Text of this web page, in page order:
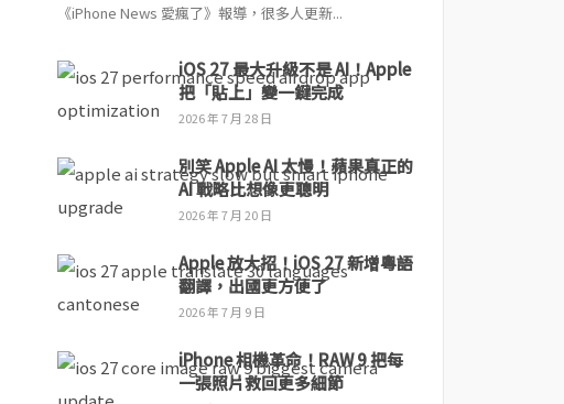
《iPhone News 愛瘋了》報導，很多人更新...
iOS 27 最大升級不是 AI！Apple
把「貼上」變一鍵完成
2026 年 7 月 28 日
別笑 Apple AI 太慢！蘋果真正的
AI 戰略比想像更聰明
2026 年 7 月 20 日
Apple 放大招！iOS 27 新增粵語
翻譯，出國更方便了
2026 年 7 月 9 日
iPhone 相機革命！RAW 9 把每
一張照片救回更多細節